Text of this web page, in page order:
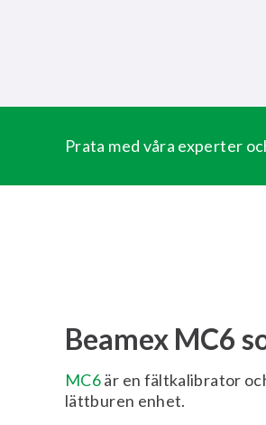
Prata med våra experter
Beamex MC6
MC6är en fältkalibrator
lättburen enhet.